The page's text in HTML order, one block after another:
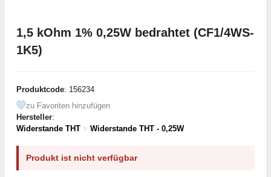
1,5 kOhm 1% 0,25W bedrahtet (CF1/4WS-
1K5)
Produktcode: 156234
zu Favoriten hinzufügen
Hersteller:
Widerstande THT > Widerstande THT - 0,25W
Produkt ist nicht verfügbar